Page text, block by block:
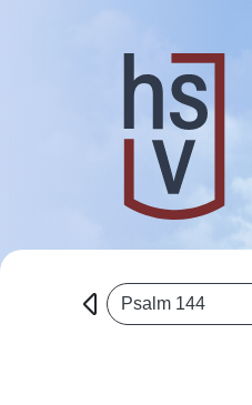
Psalm 144